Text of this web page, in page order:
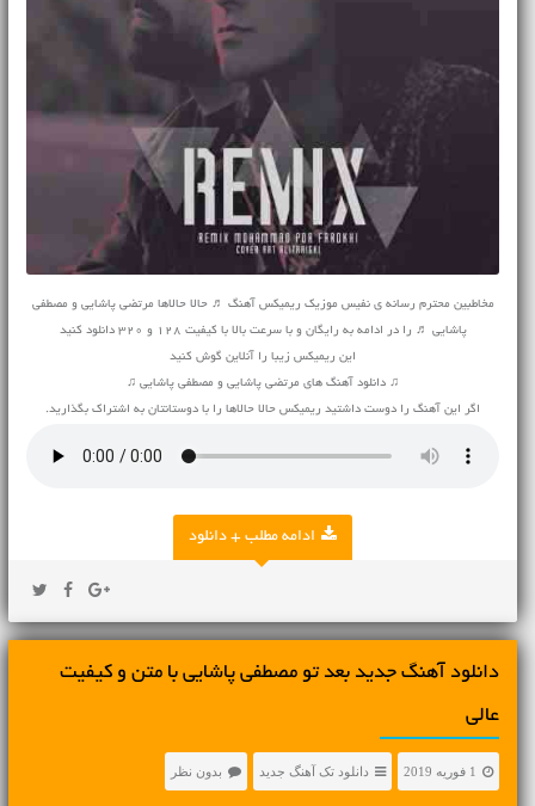
مخاطبین محترم رسانه ی نفیس موزیک ریمیکس آهنگ ♬ حالا حالاها مرتضی پاشایی و مصطفی
پاشایی ♬ را در ادامه به رایگان و با سرعت بالا با کیفیت 128 و 320 دانلود کنید
این ریمیکس زیبا را آنلاین گوش کنید
♫ دانلود آهنگ های مرتضی پاشایی و مصطفی پاشایی ♫
اگر این آهنگ را دوست داشتید ریمیکس حالا حالاها را با دوستانتان به اشتراک بگذارید.
ادامه مطلب + دانلود
دانلود آهنگ جديد بعد تو مصطفی پاشایی با متن و کیفیت
عالی
1 فوریه 2019 دانلود تک آهنگ جدید بدون نظر